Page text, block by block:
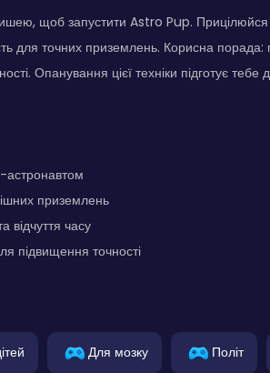
щоб запустити Astro Pup.
для точних приземлень. Корисна порада:
Опанування цієї техніки підготує тебе
приземлень
відчуття часу
підвищення точності
Для мозку Політ